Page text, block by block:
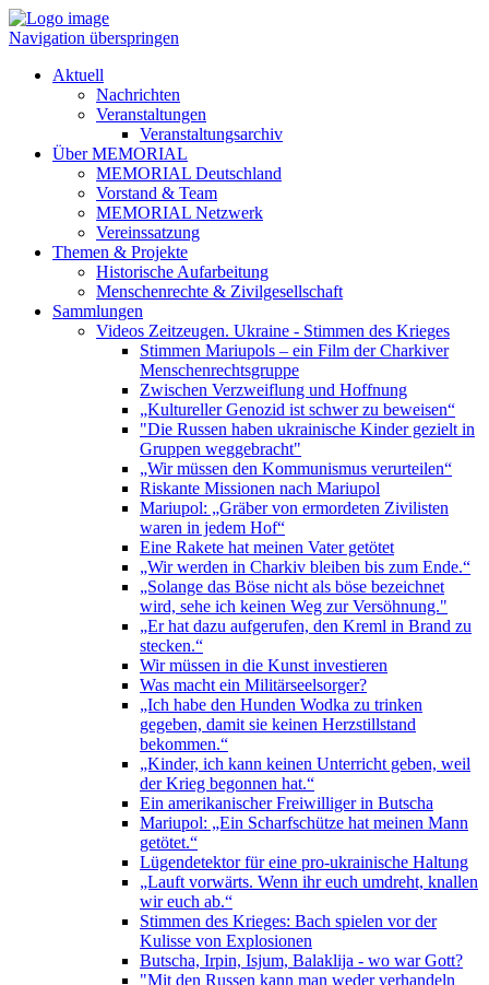
Navigation überspringen
Aktuell
Nachrichten
Veranstaltungen
Veranstaltungsarchiv
Über MEMORIAL
MEMORIAL Deutschland
Vorstand & Team
MEMORIAL Netzwerk
Vereinssatzung
Themen & Projekte
Historische Aufarbeitung
Menschenrechte & Zivilgesellschaft
Sammlungen
Videos Zeitzeugen. Ukraine - Stimmen des Krieges
Stimmen Mariupols – ein Film der Charkiver
Menschenrechtsgruppe
Zwischen Verzweiflung und Hoffnung
„Kultureller Genozid ist schwer zu beweisen“
"Die Russen haben ukrainische Kinder gezielt in
Gruppen weggebracht"
„Wir müssen den Kommunismus verurteilen“
Riskante Missionen nach Mariupol
Mariupol: „Gräber von ermordeten Zivilisten
waren in jedem Hof“
Eine Rakete hat meinen Vater getötet
„Wir werden in Charkiv bleiben bis zum Ende.“
„Solange das Böse nicht als böse bezeichnet
wird, sehe ich keinen Weg zur Versöhnung."
„Er hat dazu aufgerufen, den Kreml in Brand zu
stecken.“
Wir müssen in die Kunst investieren
Was macht ein Militärseelsorger?
„Ich habe den Hunden Wodka zu trinken
gegeben, damit sie keinen Herzstillstand
bekommen.“
„Kinder, ich kann keinen Unterricht geben, weil
der Krieg begonnen hat.“
Ein amerikanischer Freiwilliger in Butscha
Mariupol: „Ein Scharfschütze hat meinen Mann
getötet.“
Lügendetektor für eine pro-ukrainische Haltung
„Lauft vorwärts. Wenn ihr euch umdreht, knallen
wir euch ab.“
Stimmen des Krieges: Bach spielen vor der
Kulisse von Explosionen
Butscha, Irpin, Isjum, Balaklija - wo war Gott?
"Mit den Russen kann man weder verhandeln